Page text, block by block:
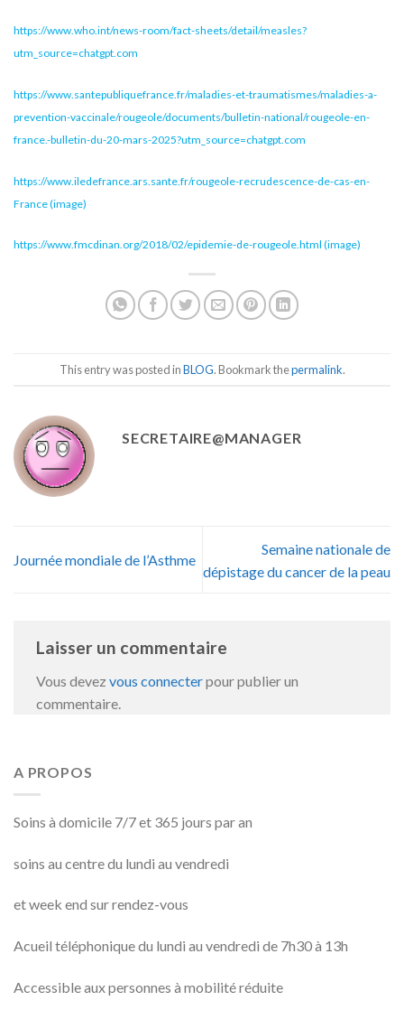
https://www.who.int/news-room/fact-sheets/detail/measles?
utm_source=chatgpt.com
https://www.santepubliquefrance.fr/maladies-et-traumatismes/maladies-a-
prevention-vaccinale/rougeole/documents/bulletin-national/rougeole-en-
france.-bulletin-du-20-mars-2025?utm_source=chatgpt.com
https://www.iledefrance.ars.sante.fr/rougeole-recrudescence-de-cas-en-
France (image)
https://www.fmcdinan.org/2018/02/epidemie-de-rougeole.html (image)
This entry was posted inBLOG. Bookmark thepermalink.
SECRETAIRE@MANAGER
Journée mondiale de l’Asthme
Semaine nationale de
dépistage du cancer de la peau
Laisser un commentaire
Vous devez vous connecterpour publier un
commentaire.
A PROPOS
Soins à domicile 7/7 et 365 jours par an
soins au centre du lundi au vendredi
et week end sur rendez-vous
Acueil téléphonique du lundi au vendredi de 7h30 à 13h
Accessible aux personnes à mobilité réduite